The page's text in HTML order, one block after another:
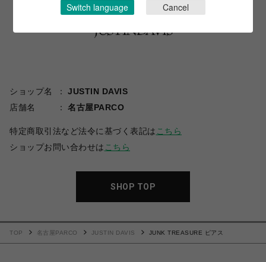
ショップ名
JUSTIN DAVIS
店舗名
名古屋PARCO
特定商取引法など法令に基づく表記は こちら
ショップお問い合わせは こちら
SHOP TOP
TOP 名古屋PARCO JUSTIN DAVIS JUNK TREASURE ピアス
Switch language Cancel